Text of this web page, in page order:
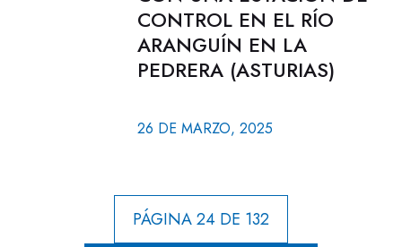
CONTROL EN EL RÍO
ARANGUÍN EN LA
PEDRERA (ASTURIAS)
26 DE MARZO, 2025
PÁGINA 24 DE 132